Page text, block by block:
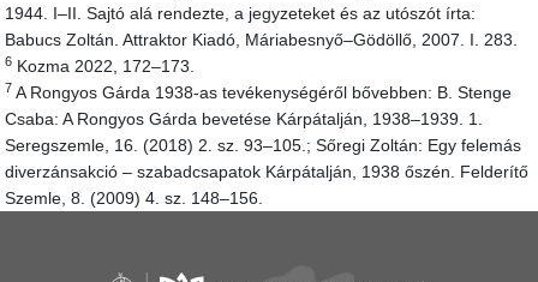
1944. I–II. Sajtó alá rendezte, a jegyzeteket és az utószót írta:
Babucs Zoltán. Attraktor Kiadó, Máriabesnyő–Gödöllő, 2007. I. 283.
6 Kozma 2022, 172–173.
7 A Rongyos Gárda 1938-as tevékenységéről bővebben: B. Stenge
Csaba: A Rongyos Gárda bevetése Kárpátalján, 1938–1939. 1.
Seregszemle, 16. (2018) 2. sz. 93–105.; Sőregi Zoltán: Egy felemás
diverzánsakció – szabadcsapatok Kárpátalján, 1938 őszén. Felderítő
Szemle, 8. (2009) 4. sz. 148–156.